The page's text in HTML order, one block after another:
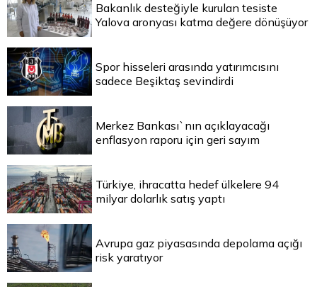
Bakanlık desteğiyle kurulan tesiste
Yalova aronyası katma değere dönüşüyor
Spor hisseleri arasında yatırımcısını
sadece Beşiktaş sevindirdi
Merkez Bankası`nın açıklayacağı
enflasyon raporu için geri sayım
Türkiye, ihracatta hedef ülkelere 94
milyar dolarlık satış yaptı
Avrupa gaz piyasasında depolama açığı
risk yaratıyor